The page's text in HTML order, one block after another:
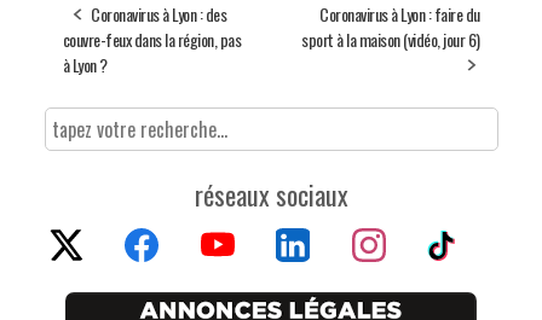
Coronavirus à Lyon : des
couvre-feux dans la région, pas
à Lyon ?
Coronavirus à Lyon : faire du
sport à la maison (vidéo, jour 6)
réseaux sociaux